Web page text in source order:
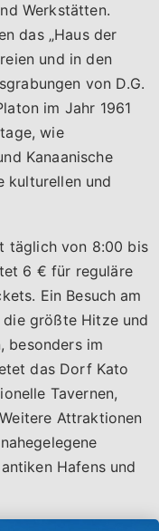
Werkstätten.
das „Haus der
und in den
von D.G.
im Jahr 1961
wie
Kanaanische
kulturellen und
täglich von 8:00 bis
6 € für reguläre
Ein Besuch am
größte Hitze und
besonders im
das Dorf Kato
Tavernen,
Attraktionen
Hafens und